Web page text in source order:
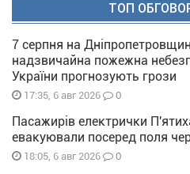
ТОП
7 серпня на
надзвичайна пожежна
України прогнозують грози
17:35, 6 авг 2026 0
Пасажирів електрички
евакуювали посеред поля
18:05, 6 авг 2026 0